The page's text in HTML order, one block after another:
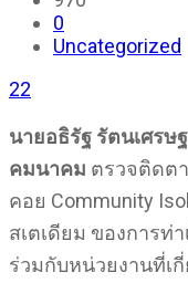
0
Uncategorized
22
นายอธิรัฐ รัตนเศรษ
คมนาคม ตรวจติดต
คอย Community
สเตเดียม ของการท่
ร่วมกับหน่วยงานที่เ